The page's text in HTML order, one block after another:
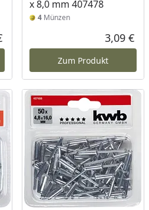
Aktueller Preis
x 8,0 mm 407478
4Münzen
3,09 €
Zum Produkt